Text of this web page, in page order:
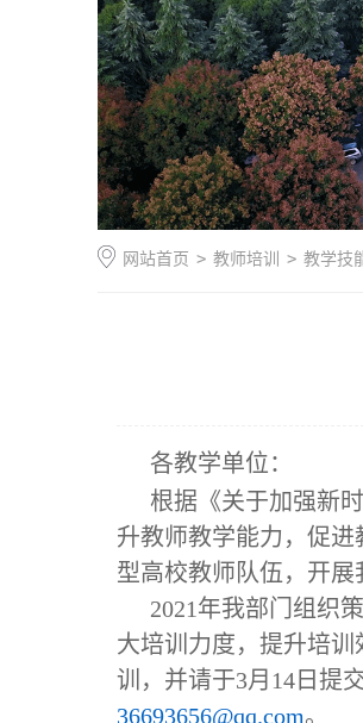
网站首页 > 教师培训 > 教学技
各教学单位：
根据《关于加强新
升教师教学能力，促
型高校教师队伍，开展
2021 年我部门组织
大培训力度，提升培
训，并请于3月 14 日提
36693656@qq.com。